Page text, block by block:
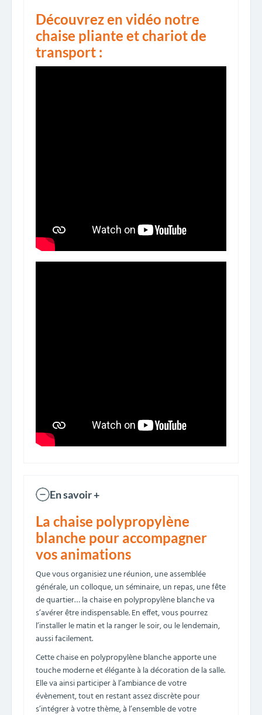
Découvrez en vidéo notre
chaise pliante et chariot de
transport :
En savoir +
La chaise polypropylène
blanche pour accompagner
vos animations
Que vous organisiez une réunion, une assemblée
générale, un colloque, un séminaire, un repas, une fête
de quartier… la chaise en polypropylène blanche va
s’avérer être indispensable. En effet, vous pourrez
l’installer le matin et la ranger le soir, ou le lendemain,
aussi facilement.
Cette chaise en polypropylène blanche apporte une
touche moderne et élégante à la décoration de la salle.
Elle va ainsi participer à l’ambiance de votre
évènement, tout en restant assez discrète pour
s’intégrer à votre thème, à l’ensemble de votre